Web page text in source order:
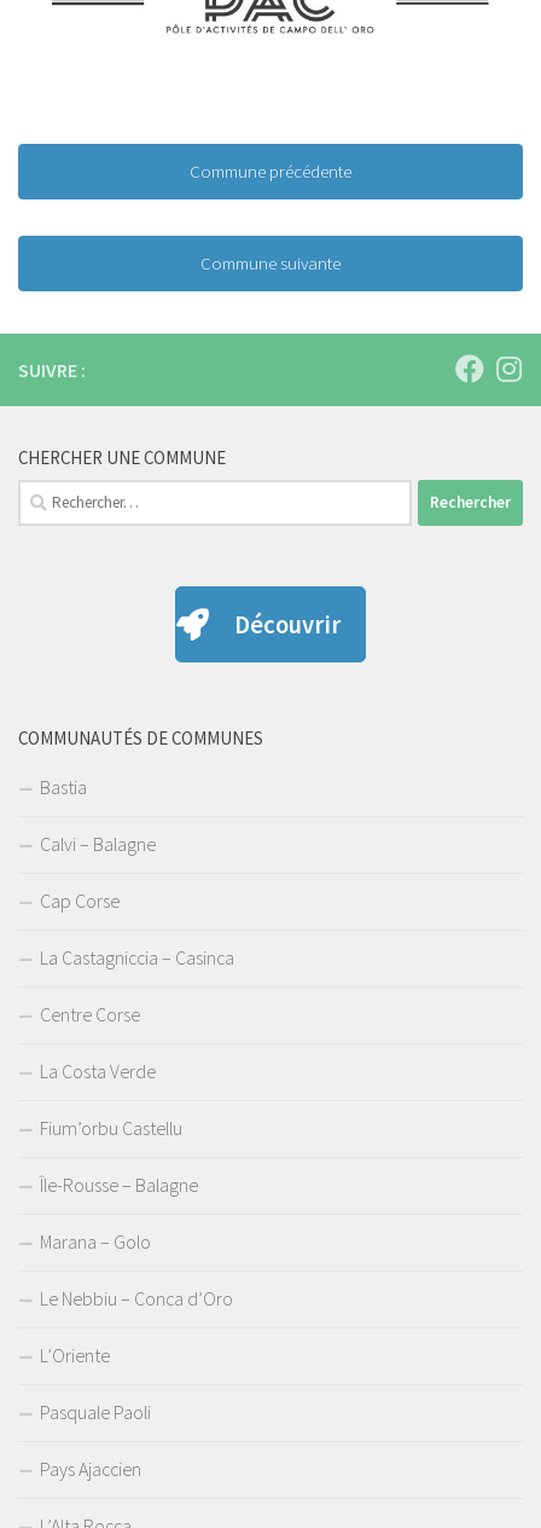
Commune précédente
Commune suivante
SUIVRE :
CHERCHER UNE COMMUNE
Rechercher :
Découvrir
COMMUNAUTÉS DE COMMUNES
Bastia
Calvi – Balagne
Cap Corse
La Castagniccia – Casinca
Centre Corse
La Costa Verde
Fium’orbu Castellu
Île-Rousse – Balagne
Marana – Golo
Le Nebbiu – Conca d’Oro
L’Oriente
Pasquale Paoli
Pays Ajaccien